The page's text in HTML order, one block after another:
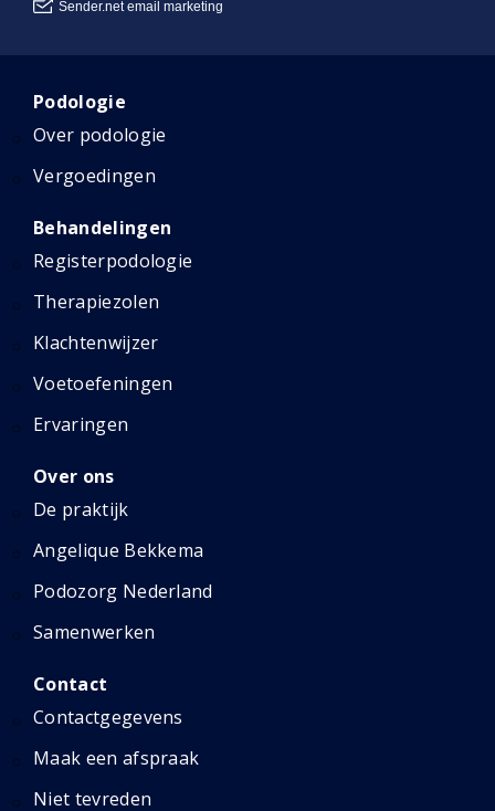
Podologie
Over podologie
Vergoedingen
Behandelingen
Registerpodologie
Therapiezolen
Klachtenwijzer
Voetoefeningen
Ervaringen
Over ons
De praktijk
Angelique Bekkema
Podozorg Nederland
Samenwerken
Contact
Contactgegevens
Maak een afspraak
Niet tevreden